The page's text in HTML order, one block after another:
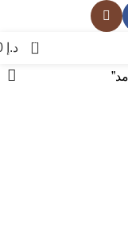
0 د.إ